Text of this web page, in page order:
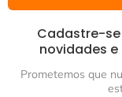
Cadastre-
novidades
Prometemos que